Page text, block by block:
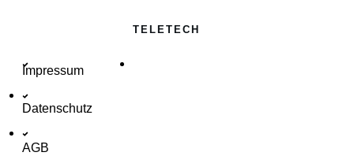
TELETECH
Impressum
Datenschutz
AGB